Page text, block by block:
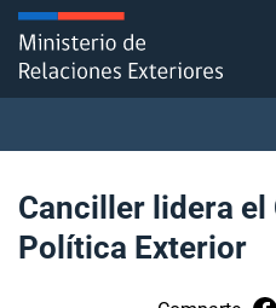
Click acá para ir directamente al
Ministerio
Canciller lidera el
Política Exterior